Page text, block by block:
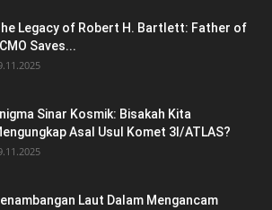
Legacy of Robert H. Bartlett: Father of
Saves...
Sinar Kosmik: Bisakah Kita
Asal Usul Komet 3I/ATLAS?
Laut Dalam Mengancam